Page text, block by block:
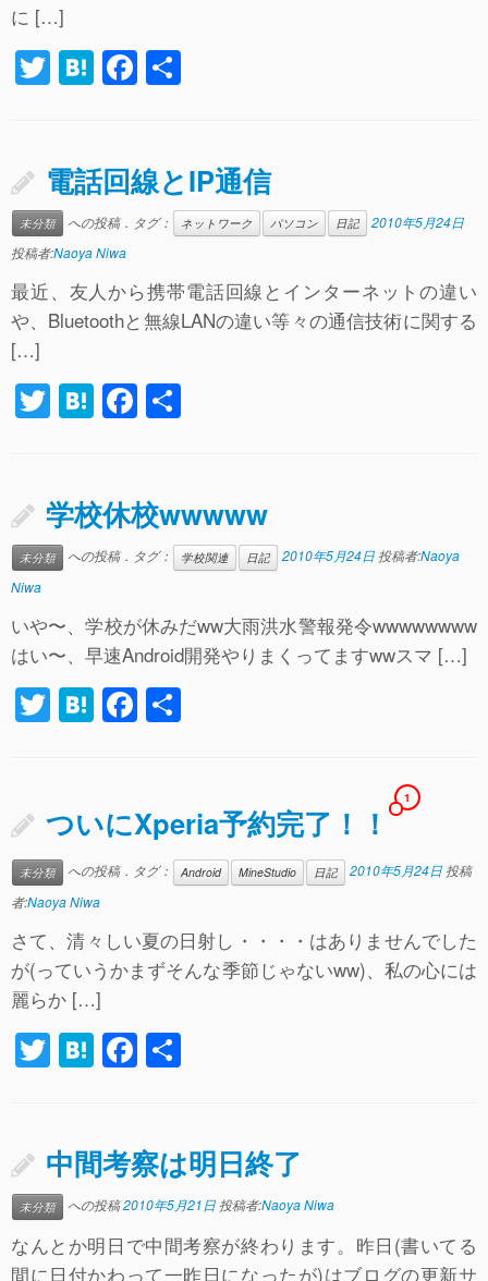
に […]
T
wi
er
H
at
n
a
F
a
e
b
o
o
k
電話回線とIP通信
未分類 への投稿．タグ： ネットワーク パソコン 日記
2010年5月24日
投稿者:Naoya Niwa
最近、友人から携帯電話回線とインターネットの違い
や、Bluetoothと無線LANの違い等々の通信技術に関する
[…]
T
wi
er
H
at
n
a
F
a
e
b
o
o
k
学校休校wwwww
未分類 への投稿．タグ： 学校関連 日記 2010年5月24日 投稿者:Naoya
Niwa
いや〜、学校が休みだww大雨洪水警報発令wwwwwwww
はい〜、早速Android開発やりまくってますwwスマ […]
T
er
H
n
a
F
e
b
o
k
ついにXperia予約完了！！
1
未分類 への投稿．タグ： Android MineStudio 日記 2010年5月24日 投稿
者:Naoya Niwa
さて、清々しい夏の日射し・・・・はありませんでした
が(っていうかまずそんな季節じゃないww)、私の心には
麗らか […]
T
wi
er
H
at
n
a
F
a
e
b
o
o
中間考察は明日終了
未分類 への投稿2010年5月21日 投稿者:Naoya Niwa
なんとか明日で中間考察が終わります。昨日(書いてる
間に日付かわって一昨日になったが)はブログの更新サ